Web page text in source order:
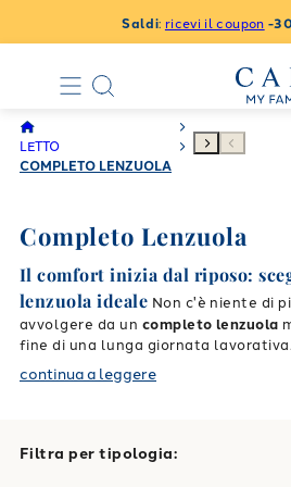
Saldi: ricevi il coupon -
LETTO
COMPLETO LENZUOLA
Completo Lenzuola
Il comfort inizia dal riposo:
lenzuola ideale Non c'è niente di
avvolgere da un completo lenzuola
fine di una lunga giornata
camera da letto in un'autentica oasi
quando scegli la giusta biancheria
una praticità assoluta. Che tu stia
continua a leggere
Filtra per tipologia: